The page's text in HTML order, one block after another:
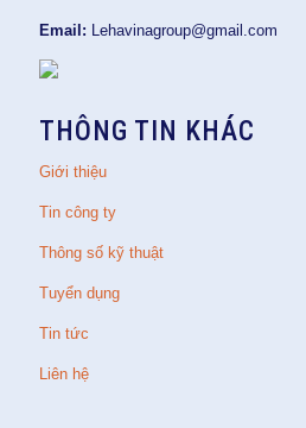
Email: Lehavinagroup@gmail.com
THÔNG TIN KHÁC
Giới thiệu
Tin công ty
Thông số kỹ thuật
Tuyển dụng
Tin tức
Liên hệ